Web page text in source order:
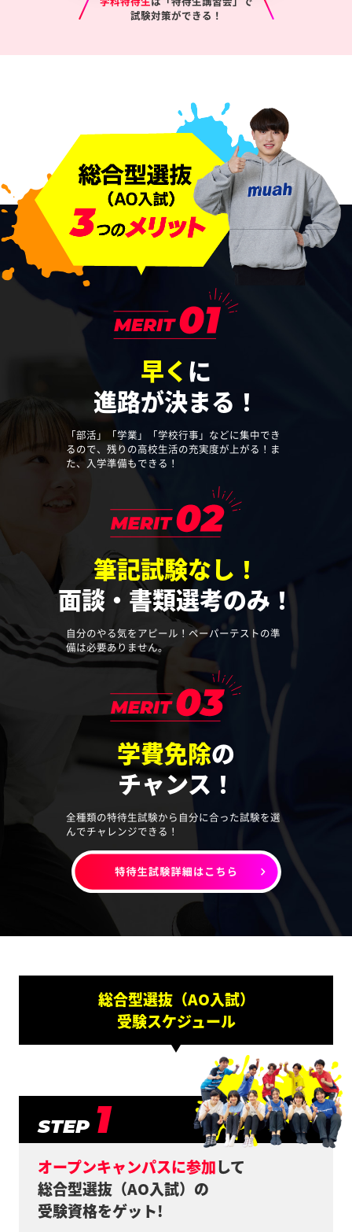
試験対策ができる！
早く に
進路が決まる！
「部活」「学業」「学校行事」などに集中でき
るので、残りの高校生活の充実度が上がる！ま
た、入学準備もできる！
筆記試験なし！
面談・書類選考のみ！
自分のやる気をアピール！ペーパーテストの準
備は必要ありません。
学費免除の
チャンス！
全種類の特待生試験から自分に合った試験を選
んでチャレンジできる！
総合型選抜（AO入試）
受験スケジュール
STEP 1
オープンキャンパスに参加して
総合型選抜（AO入試）の
受験資格をゲット!